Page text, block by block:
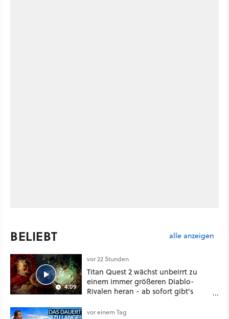
BELIEBT alle anzeigen
4:09
vor 22 Stunden
Titan Quest 2 wächst unbeirrt zu
einem immer größeren Diablo-
Rivalen heran - ab sofort gibt's
Klasse
vor einem Tag